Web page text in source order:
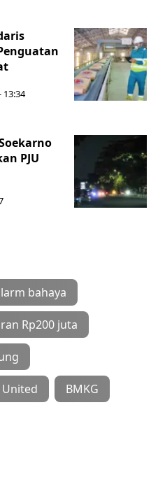
13:34
PJU
bahaya
Rp200 juta
BMKG